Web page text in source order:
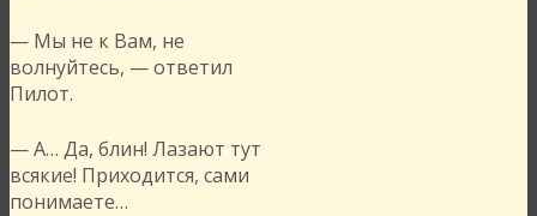
— Мы не к Вам, не
волнуйтесь, — ответил
Пилот.
— А… Да, блин! Лазают тут
всякие! Приходится, сами
понимаете…